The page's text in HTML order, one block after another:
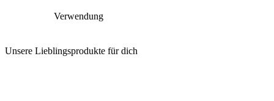
Verwendung
Unsere Lieblingsprodukte für dich